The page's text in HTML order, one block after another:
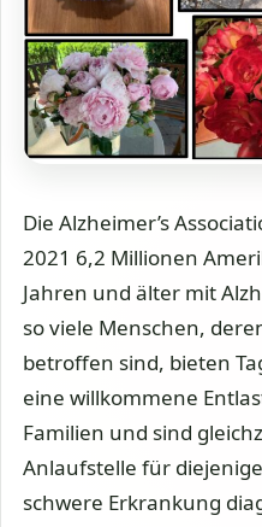
Die Alzheimer’s
2021 6,2 Millionen
Jahren und älter mit
so viele Menschen,
betroffen sind, bieten
eine willkommene
Familien und sind
Anlaufstelle für
schwere Erkrankung